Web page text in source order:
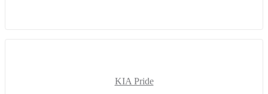
KIA Pride